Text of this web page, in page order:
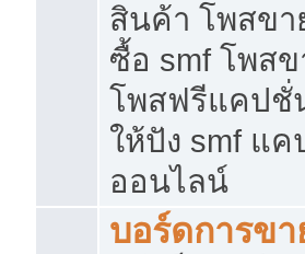
สินค้า โพสขา
ซื้อ smf โพส
โพสฟรีแคปชั่
ให้ปัง smf แ
ออนไลน์
บอร์ดการข